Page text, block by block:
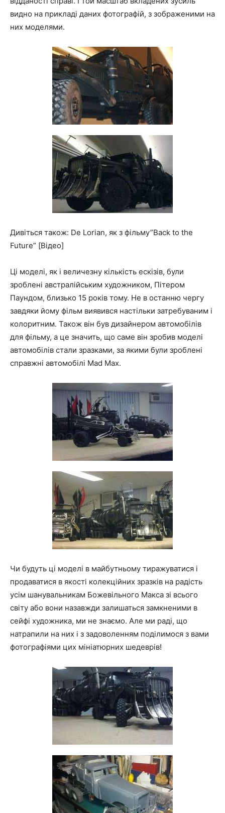
видно на прикладі даних фотографій, з зображеними на
них моделями.
Дивіться також: De Lorian, як з фільму”Back to the
Future” [Відео]
Ці моделі, як і величезну кількість ескізів, були
зроблені австралійським художником, Пітером
Паундом, близько 15 років тому. Не в останню чергу
завдяки йому фільм виявився настільки затребуваним і
колоритним. Також він був дизайнером автомобілів
для фільму, а це значить, що саме він зробив моделі
автомобілів стали зразками, за якими були зроблені
справжні автомобілі Mad Max.
Чи будуть ці моделі в майбутньому тиражуватися і
продаватися в якості колекційних зразків на радість
усім шанувальникам Божевільного Макса зі всього
світу або вони назавжди залишаться замкненими в
сейфі художника, ми не знаємо. Але ми раді, що
натрапили на них і з задоволенням поділимося з вами
фотографіями цих мініатюрних шедеврів!